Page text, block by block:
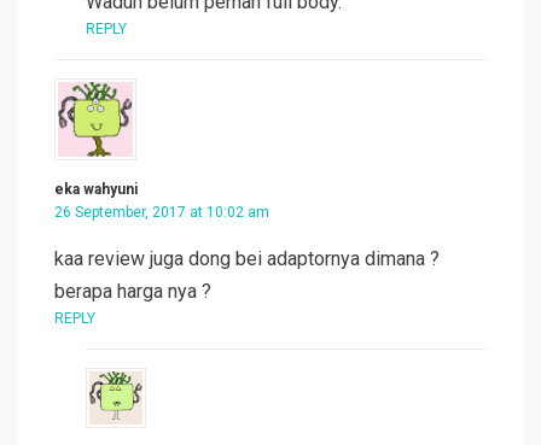
REPLY
eka wahyuni
26 September, 2017 at 10:02 am
kaa review juga dong bei adaptornya dimana ?
berapa harga nya ?
REPLY